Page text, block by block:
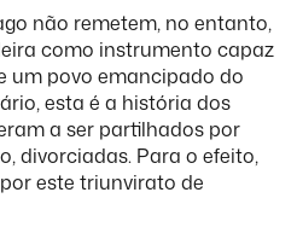
não remetem, no entanto,
como instrumento capaz
um povo emancipado do
esta é a história dos
a ser partilhados por
divorciadas. Para o efeito,
este triunvirato de